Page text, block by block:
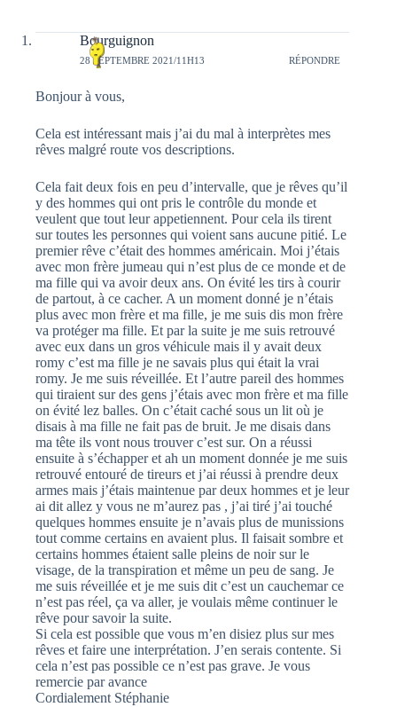
Bourguignon
28 SEPTEMBRE 2021/11H13 RÉPONDRE
Bonjour à vous,
Cela est intéressant mais j’ai du mal à interprètes mes
rêves malgré route vos descriptions.
Cela fait deux fois en peu d’intervalle, que je rêves qu’il
y des hommes qui ont pris le contrôle du monde et
veulent que tout leur appetiennent. Pour cela ils tirent
sur toutes les personnes qui voient sans aucune pitié. Le
premier rêve c’était des hommes américain. Moi j’étais
avec mon frère jumeau qui n’est plus de ce monde et de
ma fille qui va avoir deux ans. On évité les tirs à courir
de partout, à ce cacher. A un moment donné je n’étais
plus avec mon frère et ma fille, je me suis dis mon frère
va protéger ma fille. Et par la suite je me suis retrouvé
avec eux dans un gros véhicule mais il y avait deux
romy c’est ma fille je ne savais plus qui était la vrai
romy. Je me suis réveillée. Et l’autre pareil des hommes
qui tiraient sur des gens j’étais avec mon frère et ma fille
on évité lez balles. On c’était caché sous un lit où je
disais à ma fille ne fait pas de bruit. Je me disais dans
ma tête ils vont nous trouver c’est sur. On a réussi
ensuite à s’échapper et ah un moment donnée je me suis
retrouvé entouré de tireurs et j’ai réussi à prendre deux
armes mais j’étais maintenue par deux hommes et je leur
ai dit allez y vous ne m’aurez pas , j’ai tiré j’ai touché
quelques hommes ensuite je n’avais plus de munissions
tout comme certains en avaient plus. Il faisait sombre et
certains hommes étaient salle pleins de noir sur le
visage, de la transpiration et même un peu de sang. Je
me suis réveillée et je me suis dit c’est un cauchemar ce
n’est pas réel, ça va aller, je voulais même continuer le
rêve pour savoir la suite.
Si cela est possible que vous m’en disiez plus sur mes
rêves et faire une interprétation. J’en serais contente. Si
cela n’est pas possible ce n’est pas grave. Je vous
remercie par avance
Cordialement Stéphanie